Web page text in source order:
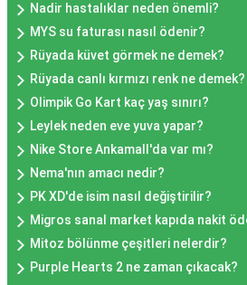
Nadir hastalıklar neden önemli?
MYS su faturası nasıl ödenir?
Rüyada küvet görmek ne demek?
Rüyada canlı kırmızı renk ne demek?
Olimpik Go Kart kaç yaş sınırı?
Leylek neden eve yuva yapar?
Nike Store Ankamall'da var mı?
Nema'nın amacı nedir?
PK XD'de isim nasıl değiştirilir?
Migros sanal market kapıda nakit
Mitoz bölünme çeşitleri nelerdir?
Purple Hearts 2 ne zaman çıkacak?